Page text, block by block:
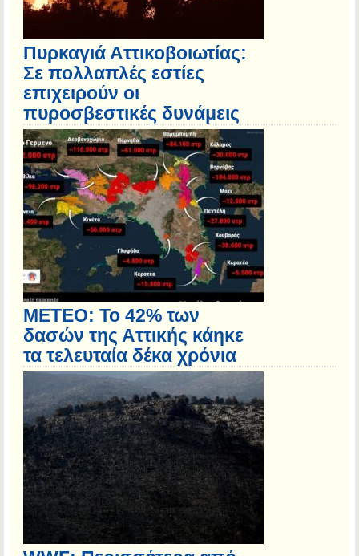
Πυρκαγιά Αττικοβοιωτίας:
Σε πολλαπλές εστίες
επιχειρούν οι
πυροσβεστικές δυνάμεις
ΜΕΤΕΟ: Το 42% των
δασών της Αττικής κάηκε
τα τελευταία δέκα χρόνια